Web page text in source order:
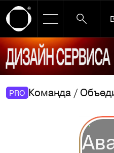
Ссылка баннера
PRO Команда /